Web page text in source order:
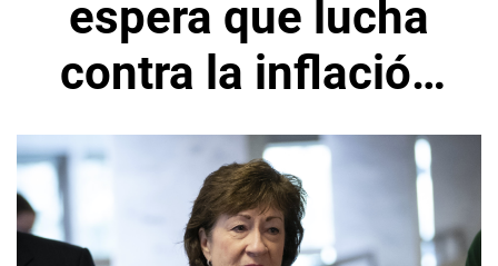
espera que lucha
contra la inflación
en EEUU cueste
empleos